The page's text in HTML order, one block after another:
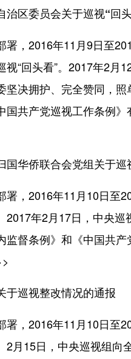
治区委员会关于巡视“回
，2016年11月9日至
视“回头看”。2017年2月
坚决拥护、完全赞同，
国共产党巡视工作条例》
国华侨联合会党组关于
，2016年11月10日至
2017年2月17日，中央
监督条例》和《中国共
于巡视整改情况的通报
，2016年11月10日至
2月15日，中央巡视组向